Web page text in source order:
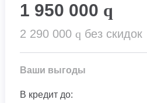
1 950 000 q
2 290 000 q без скидок
Ваши выгоды
В кредит до: